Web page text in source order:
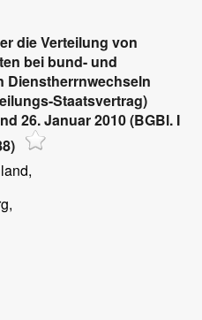
die Verteilung von
bei bund- und
Dienstherrnwechseln
Staatsvertrag)
26. Januar 2010 (BGBl. I